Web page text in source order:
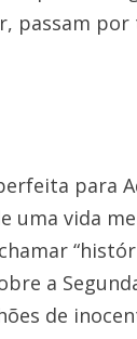
passam
para
uma vida
a
de